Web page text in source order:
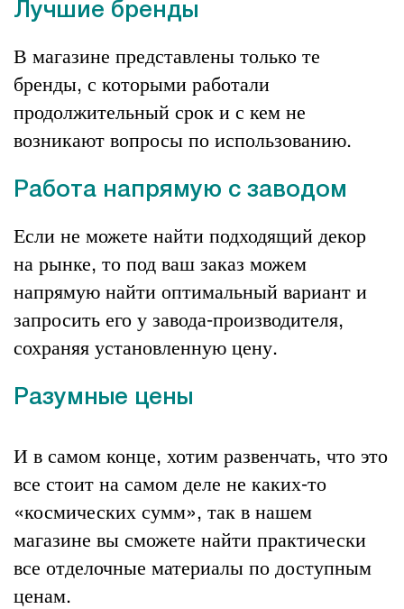
Лучшие бренды
В магазине представлены только те
бренды, с которыми работали
продолжительный срок и с кем не
возникают вопросы по использованию.
Работа напрямую с заводом
Если не можете найти подходящий декор
на рынке, то под ваш заказ можем
напрямую найти оптимальный вариант и
запросить его у завода-производителя,
сохраняя установленную цену.
Разумные цены
И в самом конце, хотим развенчать, что это
все стоит на самом деле не каких-то
«космических сумм», так в нашем
магазине вы сможете найти практически
все отделочные материалыпо доступным
ценам.